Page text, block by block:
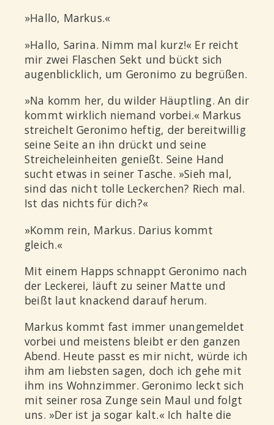
»Hallo, Markus.«
»Hallo, Sarina. Nimm mal kurz!« Er reicht
mir zwei Flaschen Sekt und bückt sich
augenblicklich, um Geronimo zu begrüßen.
»Na komm her, du wilder Häuptling. An dir
kommt wirklich niemand vorbei.« Markus
streichelt Geronimo heftig, der bereitwillig
seine Seite an ihn drückt und seine
Streicheleinheiten genießt. Seine Hand
sucht etwas in seiner Tasche. »Sieh mal,
sind das nicht tolle Leckerchen? Riech mal.
Ist das nichts für dich?«
»Komm rein, Markus. Darius kommt
gleich.«
Mit einem Happs schnappt Geronimo nach
der Leckerei, läuft zu seiner Matte und
beißt laut knackend darauf herum.
Markus kommt fast immer unangemeldet
vorbei und meistens bleibt er den ganzen
Abend. Heute passt es mir nicht, würde ich
ihm am liebsten sagen, doch ich gehe mit
ihm ins Wohnzimmer. Geronimo leckt sich
mit seiner rosa Zunge sein Maul und folgt
uns. »Der ist ja sogar kalt.« Ich halte die